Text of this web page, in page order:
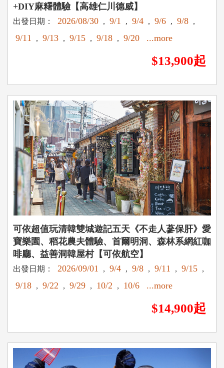
+DIY麻糬體驗【高雄仁川德威】
出發日期： 2026/08/30 , 9/1 , 9/4 , 9/6 , 9/8 ,
9/11 , 9/13 , 9/15 , 9/18 , 9/20 ...more
$13,900起
可依超值玩清韓雙城遊記五天《不走人蔘保肝》愛
寶樂園、稻花農夫體驗、首爾明洞、森林系網紅咖
啡廳、益善洞韓屋村【可依航空】
出發日期： 2026/09/01 , 9/4 , 9/8 , 9/11 , 9/15 ,
9/18 , 9/22 , 9/29 , 10/2 , 10/6 ...more
$14,900起